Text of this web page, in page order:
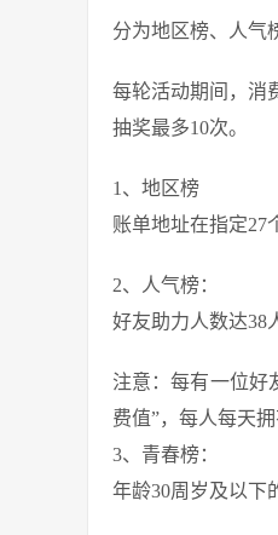
分为地区榜、人气
每轮活动期间，消
抽奖最多10次。
1、地区榜
账单地址在指定27
2、人气榜：
好友助力人数达38
注意：每有一位好
费值”，每人每天
3、青春榜：
年龄30周岁及以下